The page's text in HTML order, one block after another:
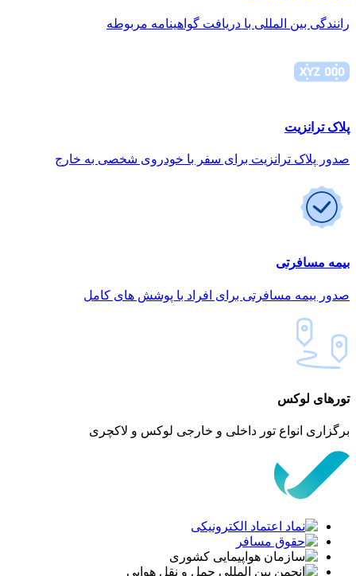
رانندگی بین المللی با دریافت گواهینامه مربوطه
پلاک ترانزیت
صدور پلاک ترانزیت برای سفر با خودروی شخصی به خارج
بیمه مسافرتی
صدور بیمه مسافرتی برای افراد با پوشش های کامل
تورهای لوکس
برگزاری انواع تور داخلی و خارجی لوکس و لاکچری